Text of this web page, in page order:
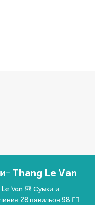
Thang Le Van
Van 🎒 Сумки и
28 павильон 98 👉🏻